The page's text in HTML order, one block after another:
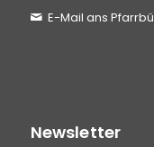
E-Mail ans
Newsletter